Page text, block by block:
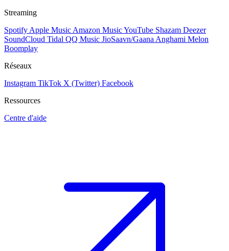
Streaming
Spotify Apple Music Amazon MusicYouTube Shazam Deezer
SoundCloud Tidal QQ Music JioSaavn/Gaana Anghami Melon
Boomplay
Réseaux
Instagram TikTok X (Twitter) Facebook
Ressources
Centre d'aide